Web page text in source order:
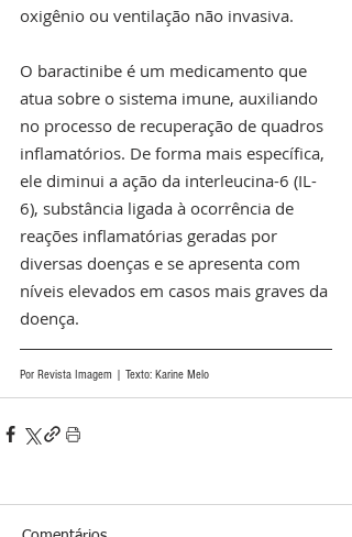
oxigênio ou ventilação não invasiva.
O baractinibe é um medicamento que
atua sobre o sistema imune, auxiliando
no processo de recuperação de quadros
inflamatórios. De forma mais específica,
ele diminui a ação da interleucina-6 (IL-
6), substância ligada à ocorrência de
reações inflamatórias geradas por
diversas doenças e se apresenta com
níveis elevados em casos mais graves da
doença.
Por Revista Imagem | Texto: Karine Melo